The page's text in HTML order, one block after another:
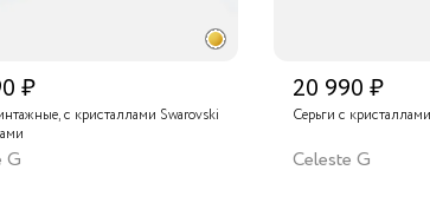
₽
с кристаллами Swarovski
G
20 990 ₽
Серьги с
Celeste G